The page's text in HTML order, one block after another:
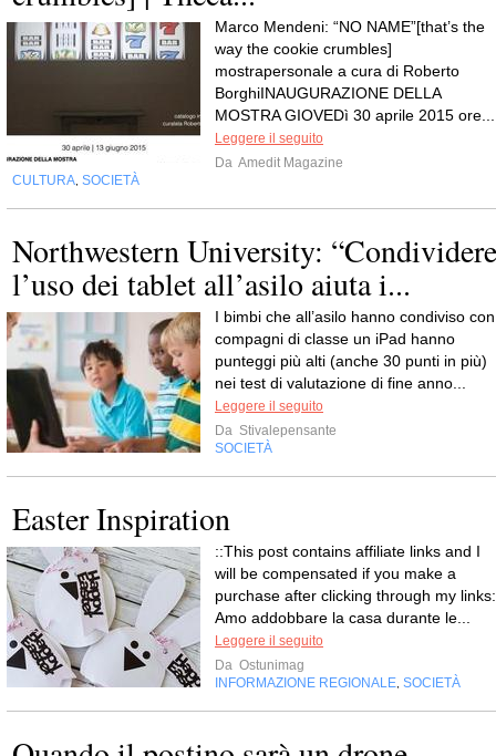
Marco Mendeni: “NO NAME”[that’s the
way the cookie crumbles]
mostrapersonale a cura di Roberto
BorghiINAUGURAZIONE DELLA
MOSTRA GIOVEDì 30 aprile 2015 ore...
Leggere il seguito
Da Amedit Magazine
CULTURA SOCIETÀ
Northwestern University: “Condividere
l’uso dei tablet all’asilo aiuta i...
I bimbi che all’asilo hanno condiviso
compagni di classe un iPad hanno
punteggi più alti (anche 30 punti in più)
nei test di valutazione di fine anno...
Leggere il seguito
Da Stivalepensante
SOCIETÀ
Easter Inspiration
::This post contains affiliate links and I
will be compensated if you make a
purchase after clicking through my
Amo addobbare la casa durante le...
Leggere il seguito
Da Ostunimag
INFORMAZIONE REGIONALE SOCIETÀ